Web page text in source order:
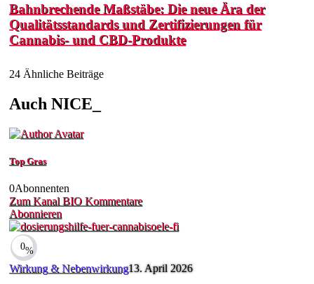
Bahnbrechende Maßstäbe: Die neue Ära der
Qualitätsstandards und Zertifizierungen für
Cannabis- und CBD-Produkte
24 Ähnliche Beiträge
Auch NICE_
Top Gras
0Abonnenten
Zum Kanal BIO Kommentare
Abonnieren
0%
Wirkung & Nebenwirkung13. April 2026